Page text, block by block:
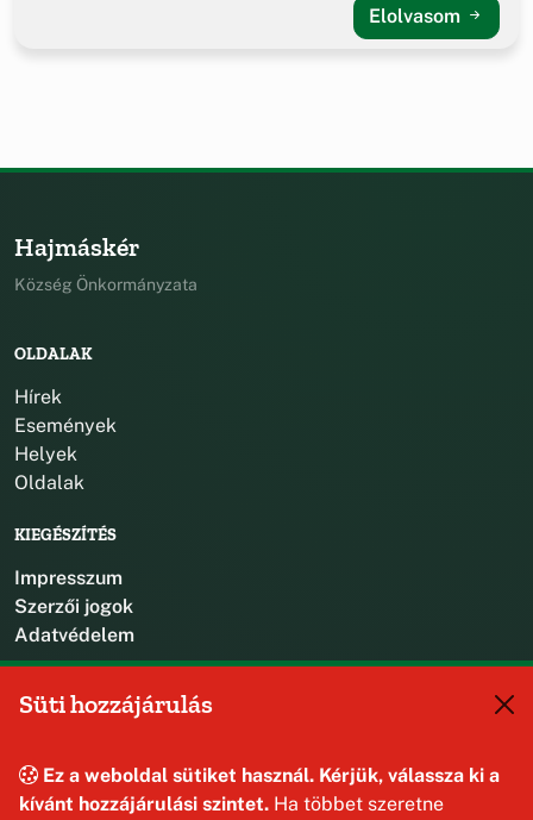
Elolvasom
Hajmáskér
Község Önkormányzata
OLDALAK
Hírek
Események
Helyek
Oldalak
KIEGÉSZÍTÉS
Impresszum
Szerzői jogok
Adatvédelem
8192 Hajmáskér, Kossuth Lajos u. 31.
Süti hozzájárulás
Ez a weboldal sütiket használ. Kérjük, válassza ki a
kívánt hozzájárulási szintet. Ha többet szeretne